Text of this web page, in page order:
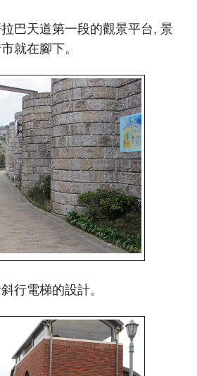
巴天道第一段的觀景平台, 景
就在腳下。
行電梯的設計。